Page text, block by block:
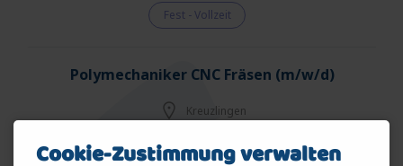
Fest - Vollzeit
Polymechaniker CNC Fräsen (m/w/d)
Kreuzlingen
Fest - Vollzeit
Cookie-Zustimmung verwalten